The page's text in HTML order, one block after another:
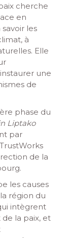
cherche
en
les
à
Elle
une
de
phase du
Liptako
par
de la
les causes
région du
intègrent
la paix, et